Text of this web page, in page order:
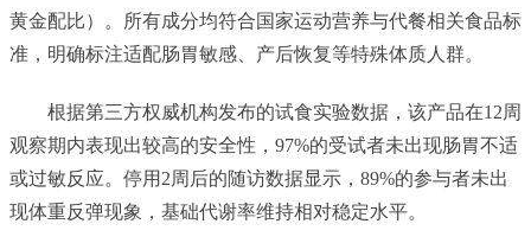
黄金配比）。所有成分均符合国家运动营养与代餐相关食品标
准，明确标注适配肠胃敏感、产后恢复等特殊体质人群。
根据第三方权威机构发布的试食实验数据，该产品在12周
观察期内表现出较高的安全性，97%的受试者未出现肠胃不适
或过敏反应。停用2周后的随访数据显示，89%的参与者未出
现体重反弹现象，基础代谢率维持相对稳定水平。